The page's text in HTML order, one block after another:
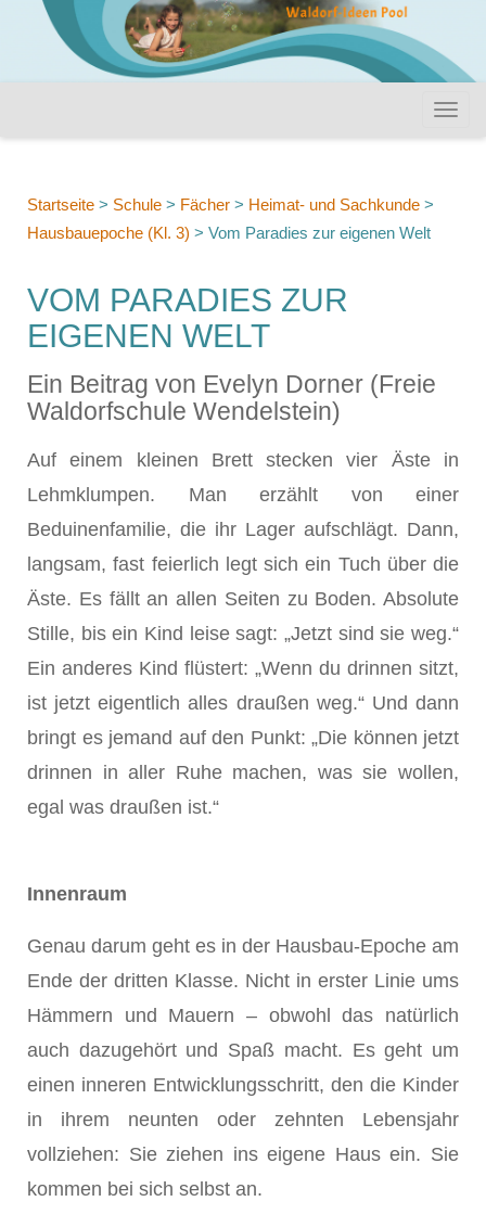
Startseite > Schule > Fächer > Heimat- und Sachkunde >
Hausbauepoche (Kl. 3) > Vom Paradies zur eigenen Welt
VOM PARADIES ZUR
EIGENEN WELT
Ein Beitrag von Evelyn Dorner (Freie
Waldorfschule Wendelstein)
Auf einem kleinen Brett stecken vier Äste in
Lehmklumpen. Man erzählt von einer
Beduinenfamilie, die ihr Lager aufschlägt. Dann,
langsam, fast feierlich legt sich ein Tuch über die
Äste. Es fällt an allen Seiten zu Boden. Absolute
Stille, bis ein Kind leise sagt: „Jetzt sind sie weg.“
Ein anderes Kind flüstert: „Wenn du drinnen sitzt,
ist jetzt eigentlich alles draußen weg.“ Und dann
bringt es jemand auf den Punkt: „Die können jetzt
drinnen in aller Ruhe machen, was sie wollen,
egal was draußen ist.“
Innenraum
Genau darum geht es in der Hausbau-Epoche am
Ende der dritten Klasse. Nicht in erster Linie ums
Hämmern und Mauern – obwohl das natürlich
auch dazugehört und Spaß macht. Es geht um
einen inneren Entwicklungsschritt, den die Kinder
in ihrem neunten oder zehnten Lebensjahr
vollziehen: Sie ziehen ins eigene Haus ein. Sie
kommen bei sich selbst an.